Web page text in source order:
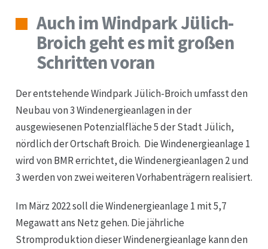
Windenergie
Photovoltaik
Wasserstoff
Auch im Windpark Jülich-
Broich geht es mit großen
Schritten voran
Der entstehende Windpark Jülich-Broich umfasst den
Neubau von 3 Windenergieanlagen in der
ausgewiesenen Potenzialfläche 5 der Stadt Jülich,
nördlich der Ortschaft Broich. Die Windenergieanlage 1
wird von BMR errichtet, die Windenergieanlagen 2 und
3 werden von zwei weiteren Vorhabenträgern realisiert.
Im März 2022 soll die Windenergieanlage 1 mit 5,7
Megawatt ans Netz gehen. Die jährliche
Stromproduktion dieser Windenergieanlage kann den